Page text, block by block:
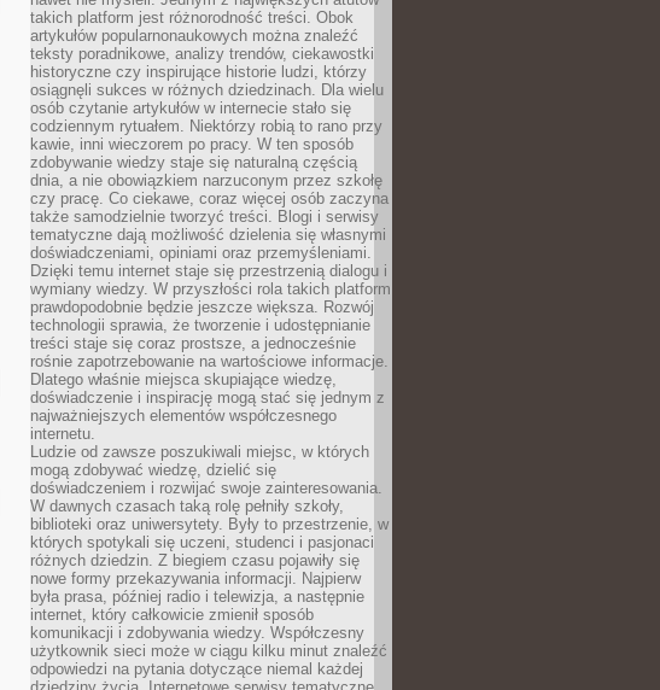
takich platform jest różnorodność treści. Obok
artykułów popularnonaukowych można znaleźć
teksty poradnikowe, analizy trendów, ciekawostki
historyczne czy inspirujące historie ludzi, którzy
osiągnęli sukces w różnych dziedzinach. Dla wielu
osób czytanie artykułów w internecie stało się
codziennym rytuałem. Niektórzy robią to rano przy
kawie, inni wieczorem po pracy. W ten sposób
zdobywanie wiedzy staje się naturalną częścią
dnia, a nie obowiązkiem narzuconym przez szkołę
czy pracę. Co ciekawe, coraz więcej osób zaczyna
także samodzielnie tworzyć treści. Blogi i serwisy
tematyczne dają możliwość dzielenia się własnymi
doświadczeniami, opiniami oraz przemyśleniami.
Dzięki temu internet staje się przestrzenią dialogu i
wymiany wiedzy. W przyszłości rola takich platform
prawdopodobnie będzie jeszcze większa. Rozwój
technologii sprawia, że tworzenie i udostępnianie
treści staje się coraz prostsze, a jednocześnie
rośnie zapotrzebowanie na wartościowe informacje.
Dlatego właśnie miejsca skupiające wiedzę,
doświadczenie i inspirację mogą stać się jednym z
najważniejszych elementów współczesnego
internetu.
Ludzie od zawsze poszukiwali miejsc, w których
mogą zdobywać wiedzę, dzielić się
doświadczeniem i rozwijać swoje zainteresowania.
W dawnych czasach taką rolę pełniły szkoły,
biblioteki oraz uniwersytety. Były to przestrzenie, w
których spotykali się uczeni, studenci i pasjonaci
różnych dziedzin. Z biegiem czasu pojawiły się
nowe formy przekazywania informacji. Najpierw
była prasa, później radio i telewizja, a następnie
internet, który całkowicie zmienił sposób
komunikacji i zdobywania wiedzy. Współczesny
użytkownik sieci może w ciągu kilku minut znaleźć
odpowiedzi na pytania dotyczące niemal każdej